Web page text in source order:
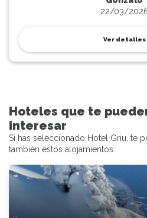
22/03/
Ver detalles
Hoteles que te
interesar
Si has seleccionado Hotel Griu, te
también estos alojamientos.